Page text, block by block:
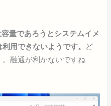
量であろうとシステムイメ
用できないようです。 ど
融通が利かないですね